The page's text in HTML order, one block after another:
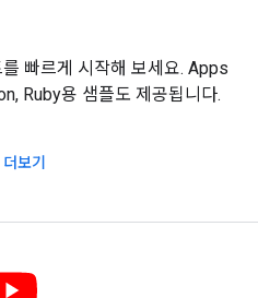
빠르게 시작해 보세요. Apps
Ruby용 샘플도 제공됩니다.
더보기